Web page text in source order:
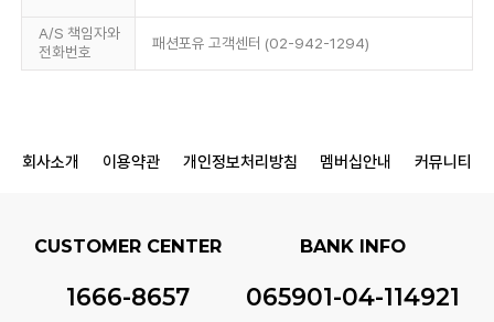
A/S 책임자와
전화번호
패션포유 고객센터 (02-942-1294)
회사소개 이용약관 개인정보처리방침 멤버십안내 커뮤니티
CUSTOMER CENTER
1666-8657
BANK INFO
065901-04-114921